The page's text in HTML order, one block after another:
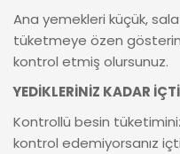
Ana yemekleri küçük,
tüketmeye özen gösterin.
kontrol etmiş olursunuz.
YEDİKLERİNİZ KADAR
Kontrollü besin
kontrol edemiyorsanız